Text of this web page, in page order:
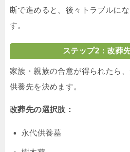
断で進めると、後々トラブルに
す。
ステップ2：改葬
家族・親族の合意が得られたら
供養先を決めます。
改葬先の選択肢：
永代供養墓